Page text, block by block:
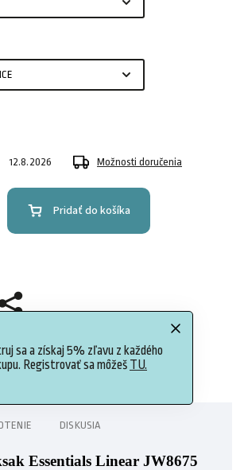
sa a získaj 5% zľavu z každého
Registrovať sa môžeš TU.
12.8.2026 Možnosti doručenia
Pridať do košíka
DISKUSIA
Essentials Linear JW8675